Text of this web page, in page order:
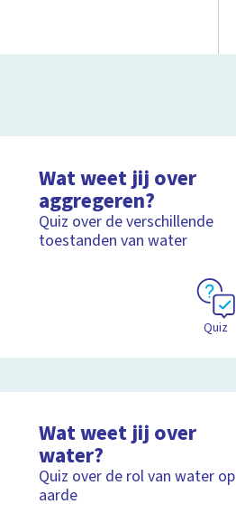
Wat weet jij over
aggregeren?
Quiz over de verschillende
toestanden van water
Quiz
Wat weet jij over
water?
Quiz over de rol van water op
aarde